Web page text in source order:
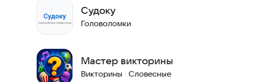
Судоку
Головоломки
Мастер викторины
Викторины · Словесные